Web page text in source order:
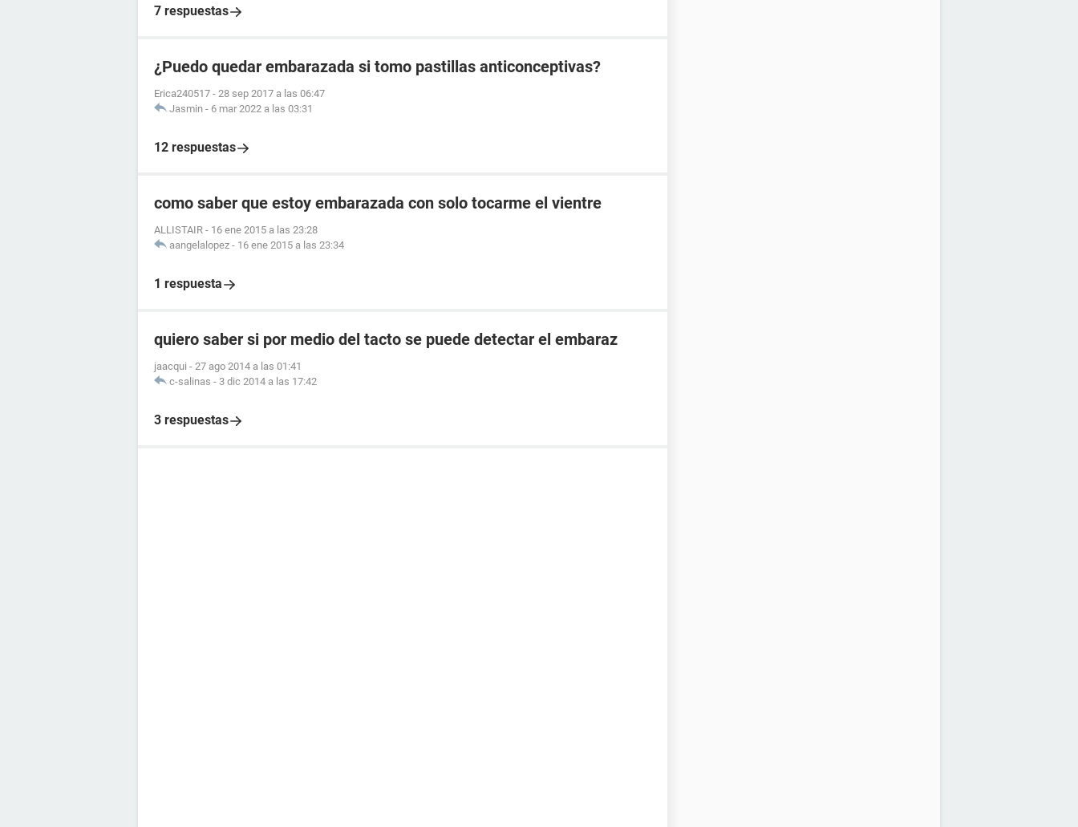
7 respuestas
¿Puedo quedar embarazada si tomo pastillas anticonceptivas?
Erica240517 - 28 sep 2017 a las 06:47
Jasmin - 6 mar 2022 a las 03:31
12 respuestas
como saber que estoy embarazada con solo tocarme el vientre
ALLISTAIR - 16 ene 2015 a las 23:28
aangelalopez - 16 ene 2015 a las 23:34
1 respuesta
quiero saber si por medio del tacto se puede detectar el embaraz
jaacqui - 27 ago 2014 a las 01:41
c-salinas - 3 dic 2014 a las 17:42
3 respuestas